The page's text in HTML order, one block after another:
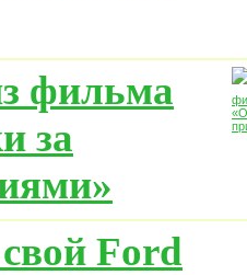
фильма
за
Ford